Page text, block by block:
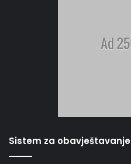
Sistem za obavještavanje